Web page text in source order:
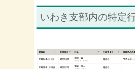
いわき支部内の特定